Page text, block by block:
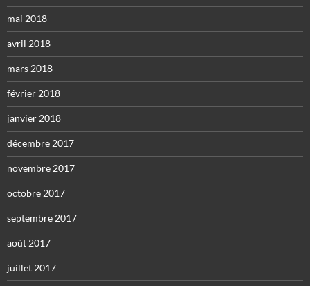
mai 2018
avril 2018
mars 2018
février 2018
janvier 2018
décembre 2017
novembre 2017
octobre 2017
septembre 2017
août 2017
juillet 2017